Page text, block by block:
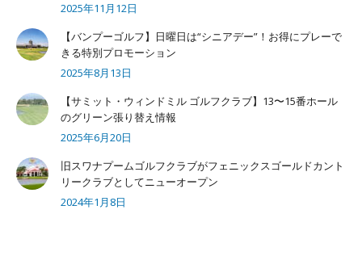
2025年11月12日
【バンプーゴルフ】日曜日は“シニアデー”！お得にプレーで
きる特別プロモーション
2025年8月13日
【サミット・ウィンドミル ゴルフクラブ】13〜15番ホール
のグリーン張り替え情報
2025年6月20日
旧スワナプームゴルフクラブがフェニックスゴールドカント
リークラブとしてニューオープン
2024年1月8日